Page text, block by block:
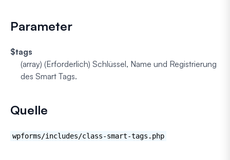
Parameter
$tags
(array) (Erforderlich) Schlüssel, Name und Registrierung
des Smart Tags.
Quelle
wpforms/includes/class-smart-tags.php